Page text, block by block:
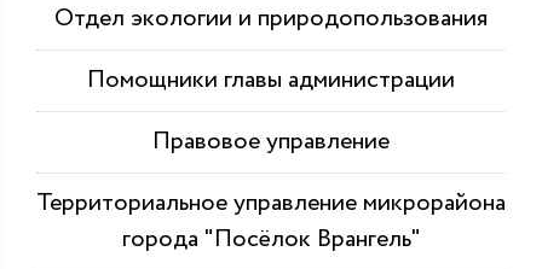
Отдел экологии и природопользования
Помощники главы администрации
Правовое управление
Территориальное управление микрорайона
города "Посёлок Врангель"